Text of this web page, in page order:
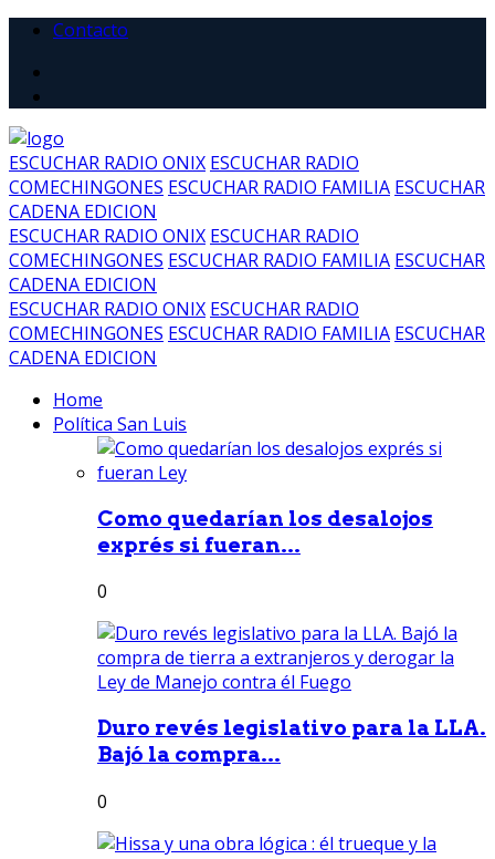
Contacto
ESCUCHAR RADIO ONIX ESCUCHAR RADIO
COMECHINGONES ESCUCHAR RADIO FAMILIA ESCUCHAR
CADENA EDICION
ESCUCHAR RADIO ONIX ESCUCHAR RADIO
COMECHINGONES ESCUCHAR RADIO FAMILIA ESCUCHAR
CADENA EDICION
ESCUCHAR RADIO ONIX ESCUCHAR RADIO
COMECHINGONES ESCUCHAR RADIO FAMILIA ESCUCHAR
CADENA EDICION
Home
Política San Luis
Como quedarían los desalojos
exprés si fueran...
0
Duro revés legislativo para la LLA.
Bajó la compra...
0